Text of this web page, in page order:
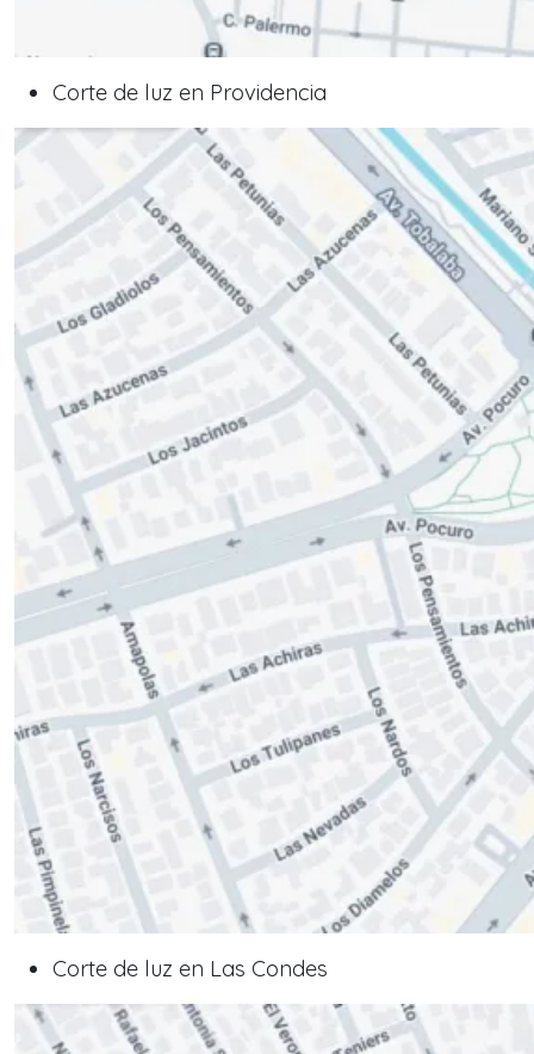
Corte de luz en Providencia
Corte de luz en Las Condes